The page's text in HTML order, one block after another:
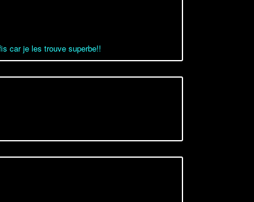
car je les trouve superbe!!